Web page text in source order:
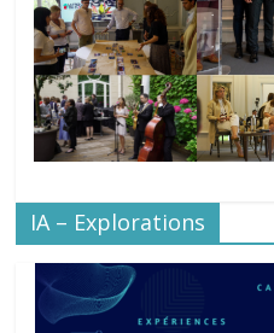
IA – Explorations